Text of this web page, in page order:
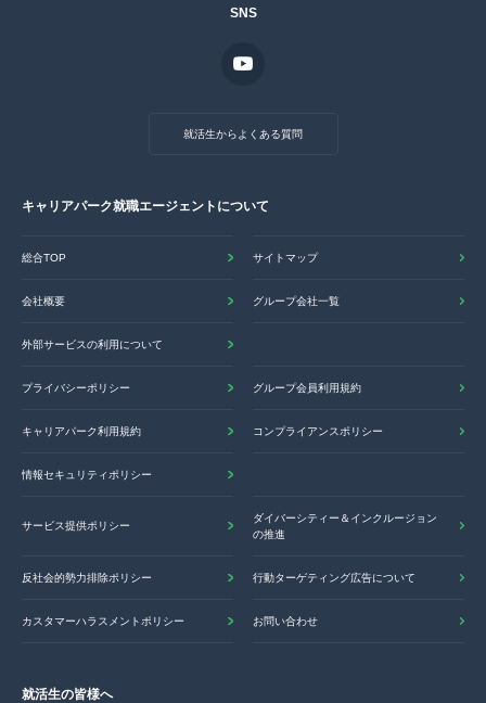
SNS
就活生からよくある質問
キャリアパーク就職エージェントについて
総合TOP サイトマップ
会社概要 グループ会社一覧
外部サービスの利用について
プライバシーポリシー グループ会員利用規約
キャリアパーク利用規約 コンプライアンスポリシー
情報セキュリティポリシー
サービス提供ポリシー
ダイバーシティー＆インクルージョン
の推進
反社会的勢力排除ポリシー 行動ターゲティング広告について
カスタマーハラスメントポリシー お問い合わせ
就活生の皆様へ